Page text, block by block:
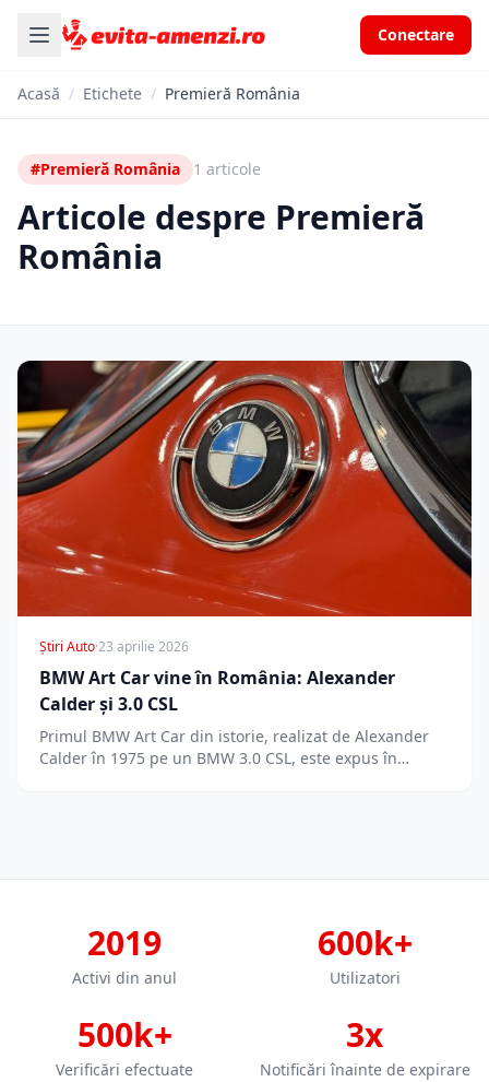
Conectare
Acasă / Etichete / Premieră România
#Premieră România 1 articole
Articole despre Premieră
România
Știri Auto·23 aprilie 2026
BMW Art Car vine în România: Alexander
Calder și 3.0 CSL
Primul BMW Art Car din istorie, realizat de Alexander
Calder în 1975 pe un BMW 3.0 CSL, este expus în…
2019
Activi din anul
600k+
Utilizatori
500k+
Verificări efectuate
3x
Notificări înainte de expirare